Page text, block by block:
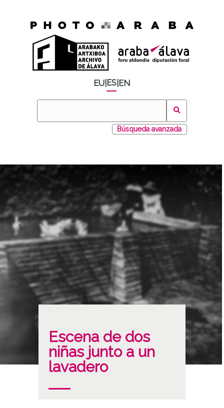
EU ES EN
Búsqueda avanzada
Escena de dos
niñas junto a un
lavadero